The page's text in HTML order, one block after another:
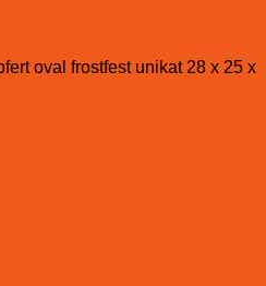
oval frostfest unikat 28 x 25 x